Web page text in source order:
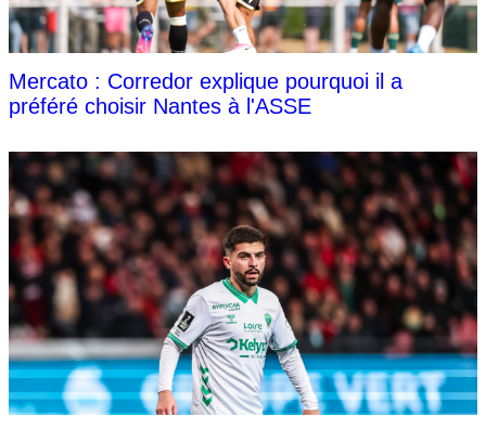
Mercato : Corredor explique pourquoi il a
préféré choisir Nantes à l'ASSE